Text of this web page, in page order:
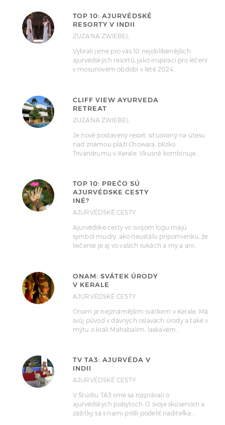
TOP 10: AJURVÉDSKÉ
RESORTY V INDII
ZUZANA ZWIEBEL
Vybrali jsme pro vás 10 nejoblíbenějších
ájurvédských resortů, jako inspiraci pro léčení
v mosunovém období v létě 2024…
CLIFF VIEW AYURVEDA
RETREAT
ZUZANA ZWIEBEL
Je nově postavený resort, situovaný na útesu
nad známou pláží Chowara, blízko
Trivandrumu v Kerale. Vkusně kombinuje…
TOP 10: PREČO SÚ
AJURVÉDSKE CESTY
INÉ?
AJURVÉDSKÉ CESTY
Ajurvédske cesty vo svojom logu majú
symbol mudry, ako neustálu pripomienku, že
liečenie je aj vo vašich rukách a my a ani…
ONAM: SVÁTEK ÚRODY
V KERALE
AJURVÉDSKÉ CESTY
Onam je nejznámějším svátkem v Kerale. Má
svůj původ v dávných oslavách úrody a také v
mýtu o králi Mahabalim, laskavém…
TV TA3: AJURVÉDA V
INDII
AJURVÉDSKÉ CESTY
V Štúdiu TA3 sme sa rozprávali o
ajurvédskych pobytoch. O svoje skúsenosti a
zážitky sa s nami prišli podeliť riaditeľka…